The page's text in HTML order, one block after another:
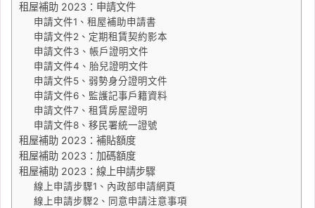
租屋補助 2023：申請文件
申請文件1、租屋補助申請書
申請文件2、定期租賃契約影本
申請文件3、帳戶證明文件
申請文件4、胎兒證明文件
申請文件5、弱勢身分證明文件
申請文件6、監護記事戶籍資料
申請文件7、租賃房屋證明
申請文件8、移民署統一證號
租屋補助 2023：補貼額度
租屋補助 2023：加碼額度
租屋補助 2023：線上申請步驟
線上申請步驟1、內政部申請網頁
線上申請步驟2、同意申請注意事項